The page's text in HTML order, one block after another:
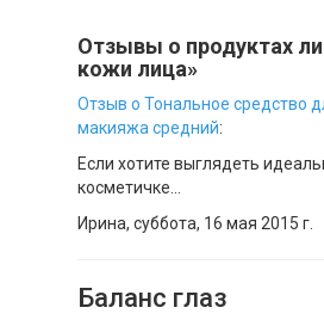
Отзывы о продуктах
кожи лица»
Отзыв о Тональное средство
макияжа средний:
Если хотите выглядеть
косметичке...
Ирина, суббота, 16 мая 2015 г.
Баланс глаз